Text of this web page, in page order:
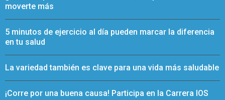
moverte más
5 minutos de ejercicio al día pueden marcar la diferencia
en tu salud
La variedad también es clave para una vida más saludable
¡Corre por una buena causa! Participa en la Carrera IOS